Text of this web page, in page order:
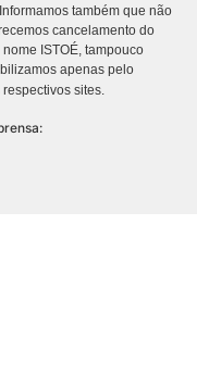
também que não
cancelamento do
ISTOÉ, tampouco
apenas pelo
respectivos sites.